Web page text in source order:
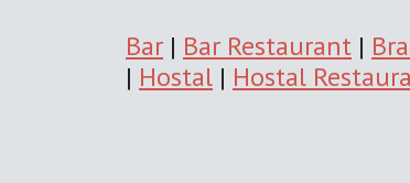
Bar | Bar Restaurant |
| Hostal | Hostal